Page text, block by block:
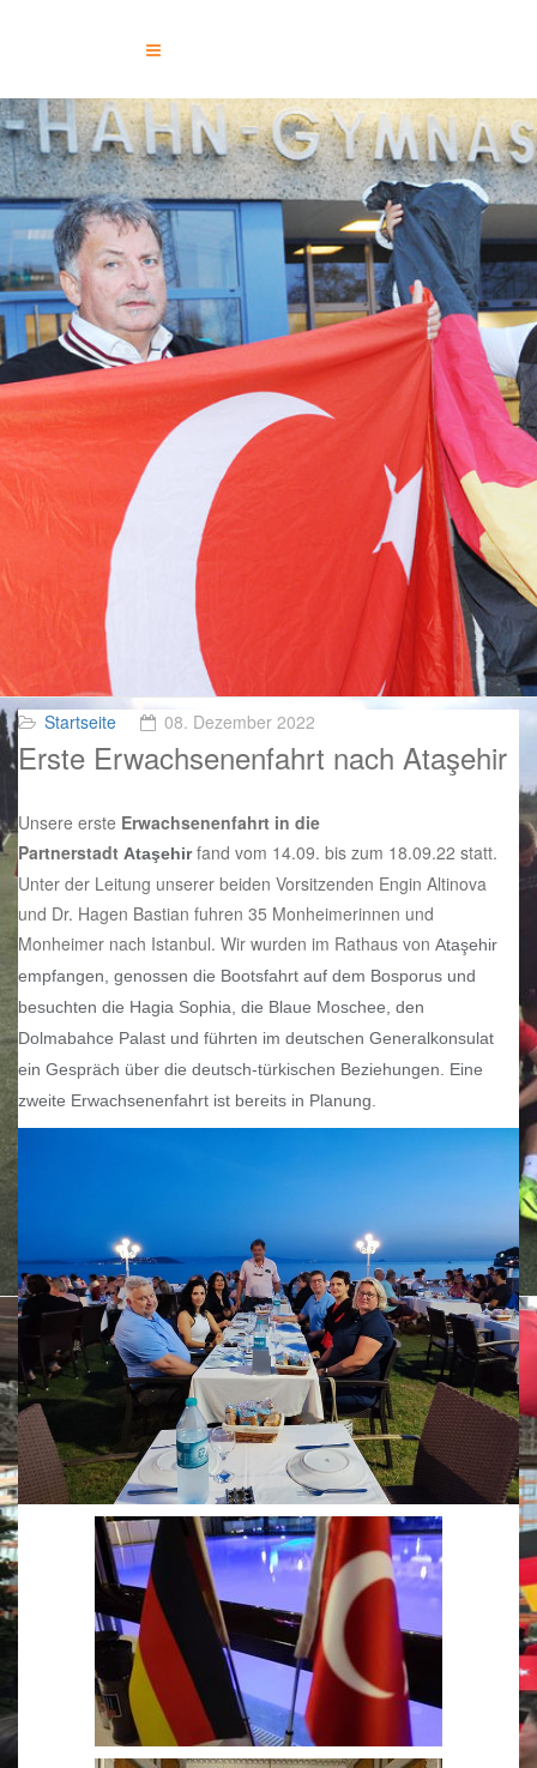
Startseite 08. Dezember 2022
Erste Erwachsenenfahrt nach Ataşehir
Unsere erste Erwachsenenfahrt in die
Partnerstadt Ataşehir fand vom 14.09. bis zum 18.09.22 statt.
Unter der Leitung unserer beiden Vorsitzenden Engin Altinova
und Dr. Hagen Bastian fuhren 35 Monheimerinnen und
Monheimer nach Istanbul. Wir wurden im Rathaus von Ataşehir
empfangen, genossen die Bootsfahrt auf dem Bosporus und
besuchten die Hagia Sophia, die Blaue Moschee, den
Dolmabahce Palast und führten im deutschen Generalkonsulat
ein Gespräch über die deutsch-türkischen Beziehungen. Eine
zweite Erwachsenenfahrt ist bereits in Planung.